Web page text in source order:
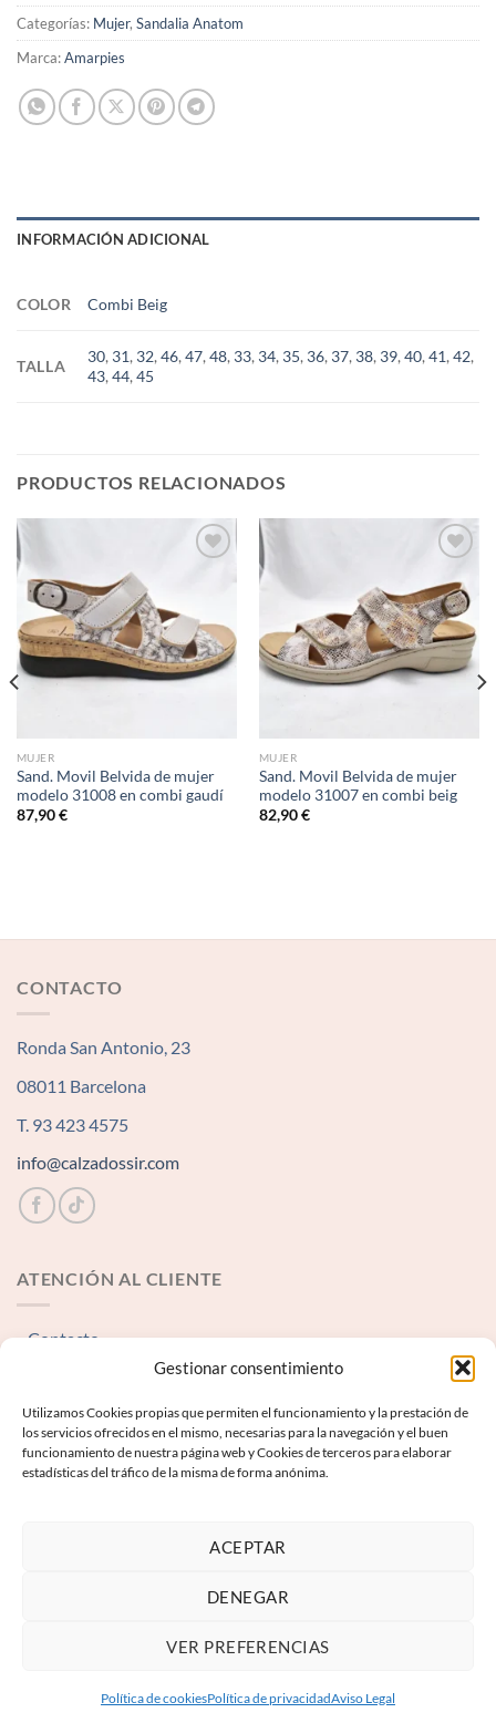
Gestionar consentimiento
Utilizamos Cookies propias que permiten el funcionamiento y la prestación de
los servicios ofrecidos en el mismo, necesarias para la navegación y el buen
funcionamiento de nuestra página web y Cookies de terceros para elaborar
estadísticas del tráfico de la misma de forma anónima.
ACEPTAR
DENEGAR
VER PREFERENCIAS
Política de cookiesPolítica de privacidadAviso Legal
Categorías: Mujer, Sandalia Anatom
Marca:Amarpies
INFORMACIÓN ADICIONAL
COLOR Combi Beig
TALLA
30, 31, 32,46,47,48, 33, 34, 35, 36, 37, 38, 39,40,41,42,
43,44,45
PRODUCTOS RELACIONADOS
MUJER
Sand. Movil Belvida de mujer
modelo 31008 en combi gaudí
87,90€
wishlist
MUJER
Sand. Movil Belvida de mujer
modelo 31007 en combi beig
82,90€
CONTACTO
Ronda San Antonio, 23
08011 Barcelona
T. 93 423 4575
info@calzadossir.com
ATENCIÓN AL CLIENTE
Contacto
INFORMACIÓN LEGAL
Aviso Legal
Copyright 2026 ©Keyboard Next S.L.